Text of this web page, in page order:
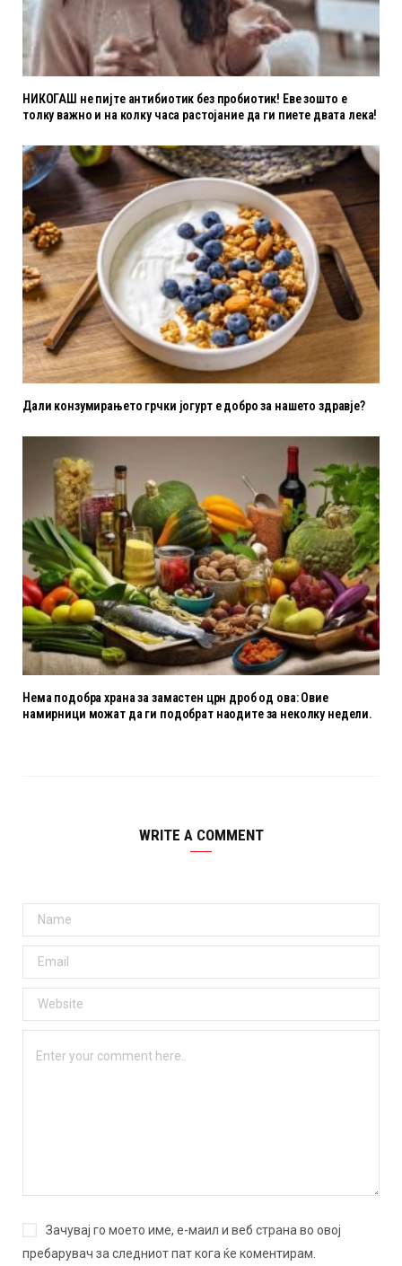
НИКОГАШ не пијте антибиотик без пробиотик! Еве зошто е
толку важно и на колку часа растојание да ги пиете двата лека!
Дали конзумирањето грчки јогурт е добро за нашето здравје?
Нема подобра храна за замастен црн дроб од ова: Овие
намирници можат да ги подобрат наодите за неколку недели.
WRITE A COMMENT
Зачувај го моето име, е-маил и веб страна во овој
пребарувач за следниот пат кога ќе коментирам.